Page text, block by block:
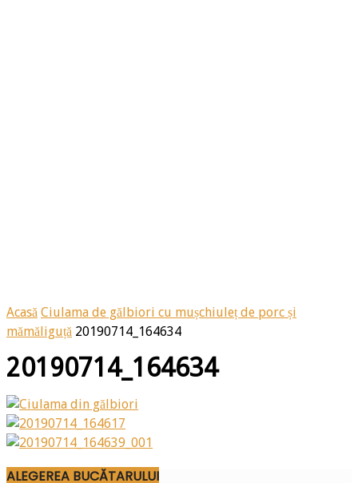
Acasă Ciulama de gălbiori cu mușchiuleț de porc și
mămăliguță 20190714_164634
20190714_164634
ALEGEREA BUCĂTARULUI